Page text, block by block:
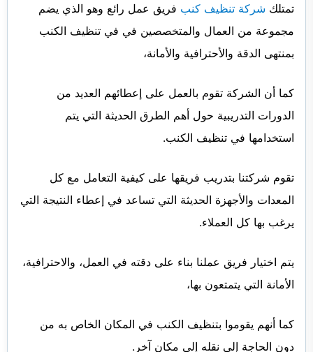
تمتلك شركة تنظيف كنب فريق عمل رائع وهو الذي يضم
مجموعة من العمال والمتخصصين في في تنظيف الكنب
بمنتهى الدقة والأحترافية والأمانة،
كما أن الشركة تقوم بالعمل على إعطائهم العديد من
الدورات التدريبية حول أهم الطرق الحديثة التي يتم
استخدامها في تنظيف الكنب.
تقوم شركتنا بتدريب فريقها على كيفية التعامل مع كل
المعدات والأجهزة الحديثة التي تساعد في إعطاء النتيجة التي
يرغب بها كل العملاء.
يتم اختيار فريق عملنا بناء على دقته في العمل، والاحترافية،
الأمانة التي يتمتعون بها،
كما أنهم يقوموا بتنظيف الكنب في المكان الخاص به من
دون الحاجة إلى نقله إلى مكان آخر.